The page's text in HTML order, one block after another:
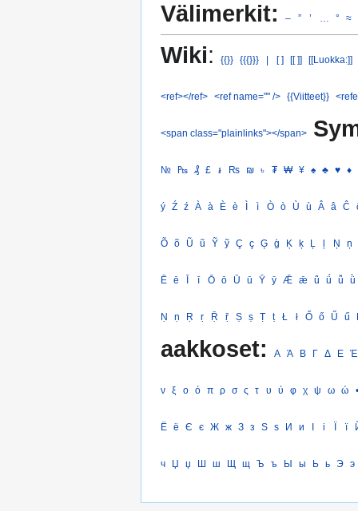
Välimerkit: – ” ’ ° ≈
Wiki: {{}} {{{}}} | [ ] [[ ]] [[Luokka:]]
<ref></ref> <ref name="" /> {{Viitteet}}
<span class="plainlinks"></span>
№ ₧ ₰ £ ៛ ₨ ₪ ৳ ₮ ₩ ¥ ♠ ♣ ♥ ♦
ý Ź ź À à È è Ì ì Ò ò Ù ù Â â Ĉ
Õ õ Ũ ũ Ỹ ỹ Ç ç Ģ ģ Ķ ķ Ļ ļ Ņ ņ
Ē ē Ī ī Ō ō Ū ū Ȳ ȳ Ǣ ǣ ǖ ǘ ǚ ǜ
Ṇ ṇ Ṛ ṛ Ṝ ṝ Ṣ ṣ Ṭ ṭ Ł ł Ő ő Ű ű
aakkoset: Α Ά Β Γ Δ Ε Έ
ν ξ ο ό π ρ σ ς τ υ ύ φ χ ψ ω ώ •
Ё ё Є є Ж ж З з Ѕ ѕ И и І і Ї ї
ч Џ џ Ш ш Щ щ Ъ ъ Ы ы Ь ь Э э